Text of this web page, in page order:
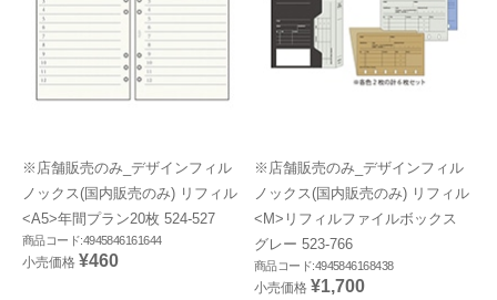
※店舗販売のみ_デザインフィル
ノックス(国内販売のみ) リフィル
<A5>年間プラン20枚 524-527
商品コード:4945846161644
小売価格 ¥460
※店舗販売のみ_デザインフィル
ノックス(国内販売のみ) リフィル
<M>リフィルファイルボックス
グレー 523-766
商品コード:4945846168438
小売価格 ¥1,700